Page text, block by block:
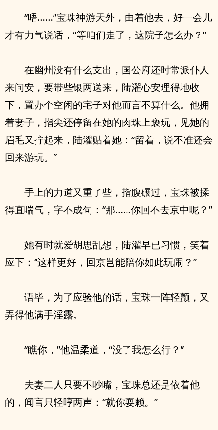
“唔……”宝珠神游天外，由着他去，好一会儿
才有力气说话，“等咱们走了，这院子怎么办？”
在幽州没有什么支出，国公府还时常派仆人
来问安，要带些银两送来，陆濯心安理得地收
下，置办个空闲的宅子对他而言不算什么。他拥
着妻子，指尖还停留在她的肉珠上亵玩，见她的
眉毛又拧起来，陆濯贴着她：“留着，说不准还会
回来游玩。”
手上的力道又重了些，指腹碾过，宝珠被揉
得直喘气，字不成句：“那……你回不去京中呢？”
她有时就爱胡思乱想，陆濯早已习惯，笑着
应下：“这样更好，回京岂能陪你如此玩闹？”
语毕，为了应验他的话，宝珠一阵轻颤，又
弄得他满手淫露。
“瞧你，”他温柔道，“没了我怎么行？”
夫妻二人只要不吵嘴，宝珠总还是依着他
的，闻言只轻哼两声：“就你耍赖。”